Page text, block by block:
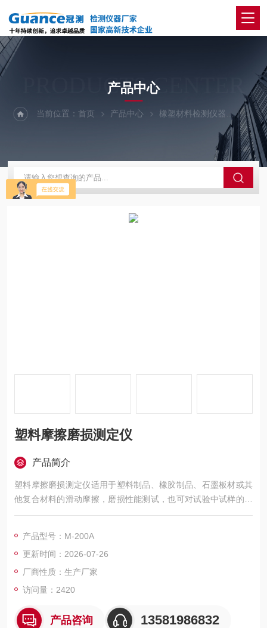
PRODUCTS CENTER
产品中心
当前位置：首页 产品中心 橡塑材料检测仪器 M-
塑料摩擦磨损测定仪
产品简介
塑料摩擦磨损测定仪适用于塑料制品、橡胶制品、石墨板材或其
他复合材料的滑动摩擦，磨损性能测试，也可对试验中试样的磨
擦力、磨擦系数和磨损量进行测定。M-200型摩擦磨损试验机主
进行操作试验，在试验过程中同时可以显示数值、扭矩、时间曲
线，并可以随意设定试验次数，显示当前试验数值，设定时间及
当前试验时间等多种功能
产品型号：M-200A
更新时间：2026-07-26
厂商性质：生产厂家
访问量：2420
产品咨询 13581986832